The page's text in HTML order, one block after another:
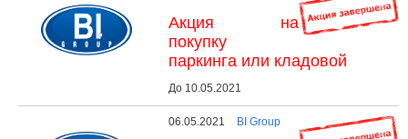
Акция на
покупку
паркинга или кладовой
До 10.05.2021
06.05.2021 BI Group